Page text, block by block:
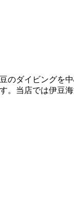
のダイビングを
。当店では伊豆